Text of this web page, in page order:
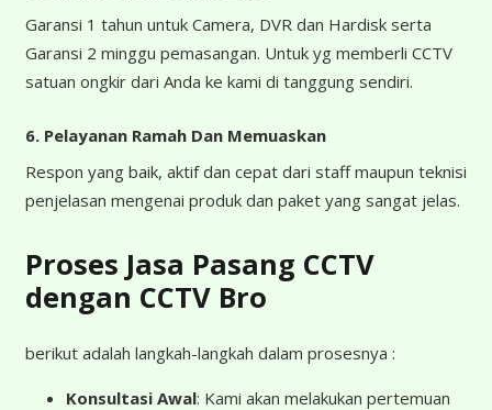
Garansi 1 tahun untuk Camera, DVR dan Hardisk serta
Garansi 2 minggu pemasangan. Untuk yg memberli CCTV
satuan ongkir dari Anda ke kami di tanggung sendiri.
6. Pelayanan Ramah Dan Memuaskan
Respon yang baik, aktif dan cepat dari staff maupun teknisi
penjelasan mengenai produk dan paket yang sangat jelas.
Proses Jasa Pasang CCTV
dengan CCTV Bro
berikut adalah langkah-langkah dalam prosesnya :
Konsultasi Awal: Kami akan melakukan pertemuan